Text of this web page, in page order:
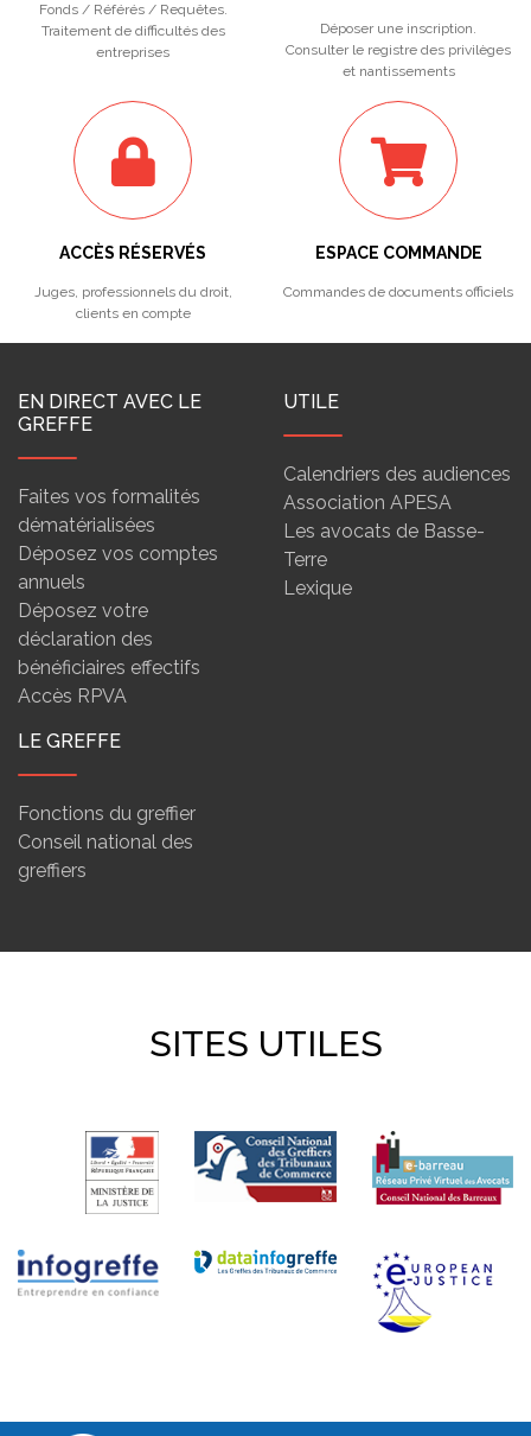
Fonds / Référés / Requêtes.
Traitement de difficultés des
entreprises
Déposer une inscription.
Consulter le registre des privilèges
et nantissements
ACCÈS RÉSERVÉS
Juges, professionnels du droit,
clients en compte
ESPACE COMMANDE
Commandes de documents officiels
EN DIRECT AVEC LE
GREFFE
Faites vos formalités
dématérialisées
Déposez vos comptes
annuels
Déposez votre
déclaration des
bénéficiaires effectifs
Accès RPVA
UTILE
Calendriers des audiences
Association APESA
Les avocats de Basse-
Terre
Lexique
LE GREFFE
Fonctions du greffier
Conseil national des
greffiers
SITES UTILES